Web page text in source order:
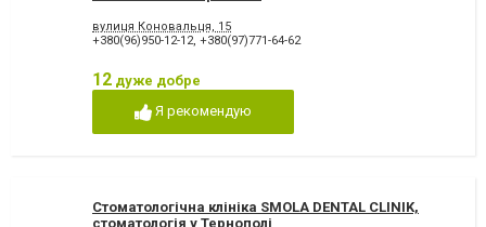
вулиця Коновальця, 15
+380(96)950-12-12, +380(97)771-64-62
12 дуже добре
Я рекомендую
Стоматологічна клініка SMOLA DENTAL CLINIK,
стоматологія у Тернополі